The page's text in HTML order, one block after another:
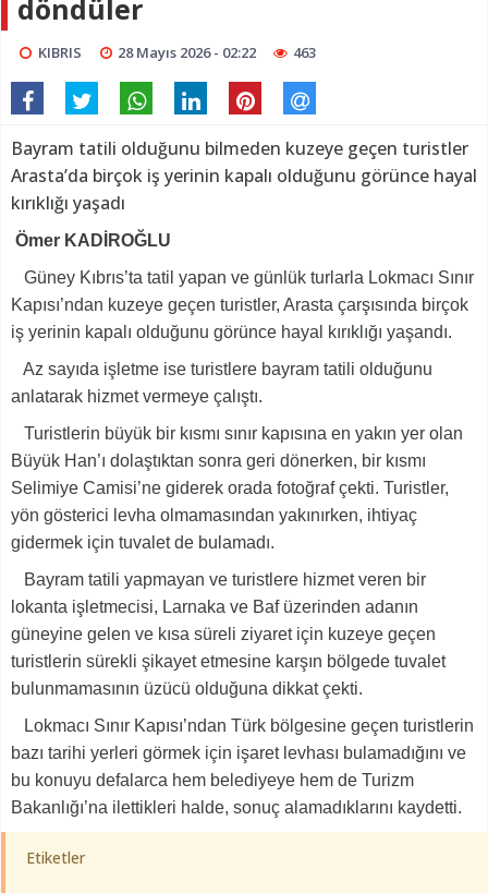
döndüler
KIBRIS 28 Mayıs 2026 - 02:22 463
Bayram tatili olduğunu bilmeden kuzeye geçen turistler
Arasta’da birçok iş yerinin kapalı olduğunu görünce hayal
kırıklığı yaşadı
Ömer KADİROĞLU
Güney Kıbrıs’ta tatil yapan ve günlük turlarla Lokmacı Sınır
Kapısı’ndan kuzeye geçen turistler, Arasta çarşısında birçok
iş yerinin kapalı olduğunu görünce hayal kırıklığı yaşandı.
Az sayıda işletme ise turistlere bayram tatili olduğunu
anlatarak hizmet vermeye çalıştı.
Turistlerin büyük bir kısmı sınır kapısına en yakın yer olan
Büyük Han’ı dolaştıktan sonra geri dönerken, bir kısmı
Selimiye Camisi’ne giderek orada fotoğraf çekti. Turistler,
yön gösterici levha olmamasından yakınırken, ihtiyaç
gidermek için tuvalet de bulamadı.
Bayram tatili yapmayan ve turistlere hizmet veren bir
lokanta işletmecisi, Larnaka ve Baf üzerinden adanın
güneyine gelen ve kısa süreli ziyaret için kuzeye geçen
turistlerin sürekli şikayet etmesine karşın bölgede tuvalet
bulunmamasının üzücü olduğuna dikkat çekti.
Lokmacı Sınır Kapısı’ndan Türk bölgesine geçen turistlerin
bazı tarihi yerleri görmek için işaret levhası bulamadığını ve
bu konuyu defalarca hem belediyeye hem de Turizm
Bakanlığı’na ilettikleri halde, sonuç alamadıklarını kaydetti.
Etiketler